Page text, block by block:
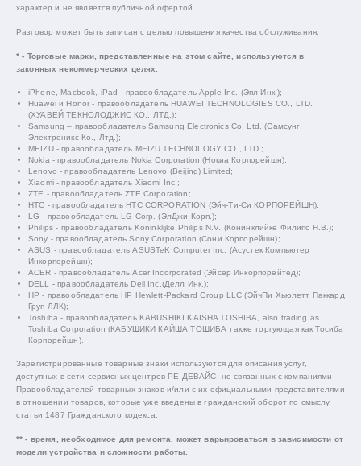
характер и не является публичной офертой.
Разговор может быть записан с целью повышения качества обслуживания.
* - Торговые марки, представленные на этом сайте, используются в
законных некоммерческих целях.
iPhone, Macbook, iPad - правообладатель Apple Inc. (Эпл Инк.);
Huawei и Honor - правообладатель HUAWEI TECHNOLOGIES CO., LTD.
(ХУАВЕЙ ТЕКНОЛОДЖИС КО., ЛТД.);
Samsung – правообладатель Samsung Electronics Co. Ltd. (Самсунг
Электроникс Ко., Лтд.);
MEIZU - правообладатель MEIZU TECHNOLOGY CO., LTD.;
Nokia - правообладатель Nokia Corporation (Нокиа Корпорейшн);
Lenovo - правообладатель Lenovo (Beijing) Limited;
Xiaomi - правообладатель Xiaomi Inc.;
ZTE - правообладатель ZTE Corporation;
HTC - правообладатель HTC CORPORATION (Эйч-Ти-Си КОРПОРЕЙШН);
LG - правообладатель LG Corp. (ЭлДжи Корп.);
Philips - правообладатель Koninklijke Philips N.V. (Конинклийке Филипс Н.В.);
Sony - правообладатель Sony Corporation (Сони Корпорейшн);
ASUS - правообладатель ASUSTeK Computer Inc. (Асустек Компьютер
Инкорпорейшн);
ACER - правообладатель Acer Incorporated (Эйсер Инкорпорейтед);
DELL - правообладатель Dell Inc.(Делл Инк.);
HP - правообладатель HP Hewlett-Packard Group LLC (ЭйчПи Хьюлетт Паккард
Груп ЛЛК);
Toshiba - правообладатель KABUSHIKI KAISHA TOSHIBA, also trading as
Toshiba Corporation (КАБУШИКИ КАЙША ТОШИБА также торгующая как Тосиба
Корпорейшн).
Зарегистрированные товарные знаки используются для описания услуг,
доступных в сети сервисных центров РЕ-ДЕВАЙС, не связанных с компаниями
Правообладателей товарных знаков и/или с их официальными представителями
в отношении товаров, которые уже введены в гражданский оборот по смыслу
статьи 1487 Гражданского кодекса.
** - время, необходимое для ремонта, может варьироваться в зависимости от
модели устройства и сложности работы.